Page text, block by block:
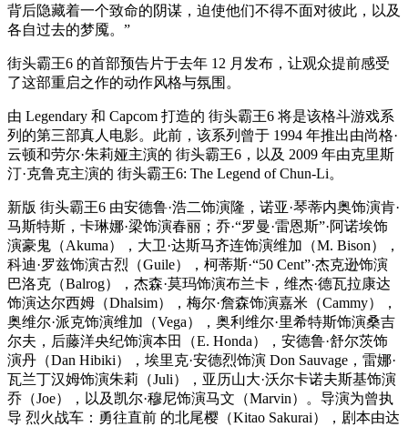
背后隐藏着一个致命的阴谋，迫使他们不得不面对彼此，以及
各自过去的梦魇。”
街头霸王6 的首部预告片于去年 12 月发布，让观众提前感受
了这部重启之作的动作风格与氛围。
由 Legendary 和 Capcom 打造的 街头霸王6 将是该格斗游戏系
列的第三部真人电影。此前，该系列曾于 1994 年推出由尚格·
云顿和劳尔·朱莉娅主演的 街头霸王6，以及 2009 年由克里斯
汀·克鲁克主演的 街头霸王6: The Legend of Chun-Li。
新版 街头霸王6 由安德鲁·浩二饰演隆，诺亚·琴蒂内奥饰演肯·
马斯特斯，卡琳娜·梁饰演春丽；乔·“罗曼·雷恩斯”·阿诺埃饰
演豪鬼（Akuma），大卫·达斯马齐连饰演维加（M. Bison），
科迪·罗兹饰演古烈（Guile），柯蒂斯·“50 Cent”·杰克逊饰演
巴洛克（Balrog），杰森·莫玛饰演布兰卡，维杰·德瓦拉康达
饰演达尔西姆（Dhalsim），梅尔·詹森饰演嘉米（Cammy），
奥维尔·派克饰演维加（Vega），奥利维尔·里希特斯饰演桑吉
尔夫，后藤洋央纪饰演本田（E. Honda），安德鲁·舒尔茨饰
演丹（Dan Hibiki），埃里克·安德烈饰演 Don Sauvage，雷娜·
瓦兰丁汉姆饰演朱莉（Juli），亚历山大·沃尔卡诺夫斯基饰演
乔（Joe），以及凯尔·穆尼饰演马文（Marvin）。导演为曾执
导 烈火战车：勇往直前 的北尾樱（Kitao Sakurai），剧本由达